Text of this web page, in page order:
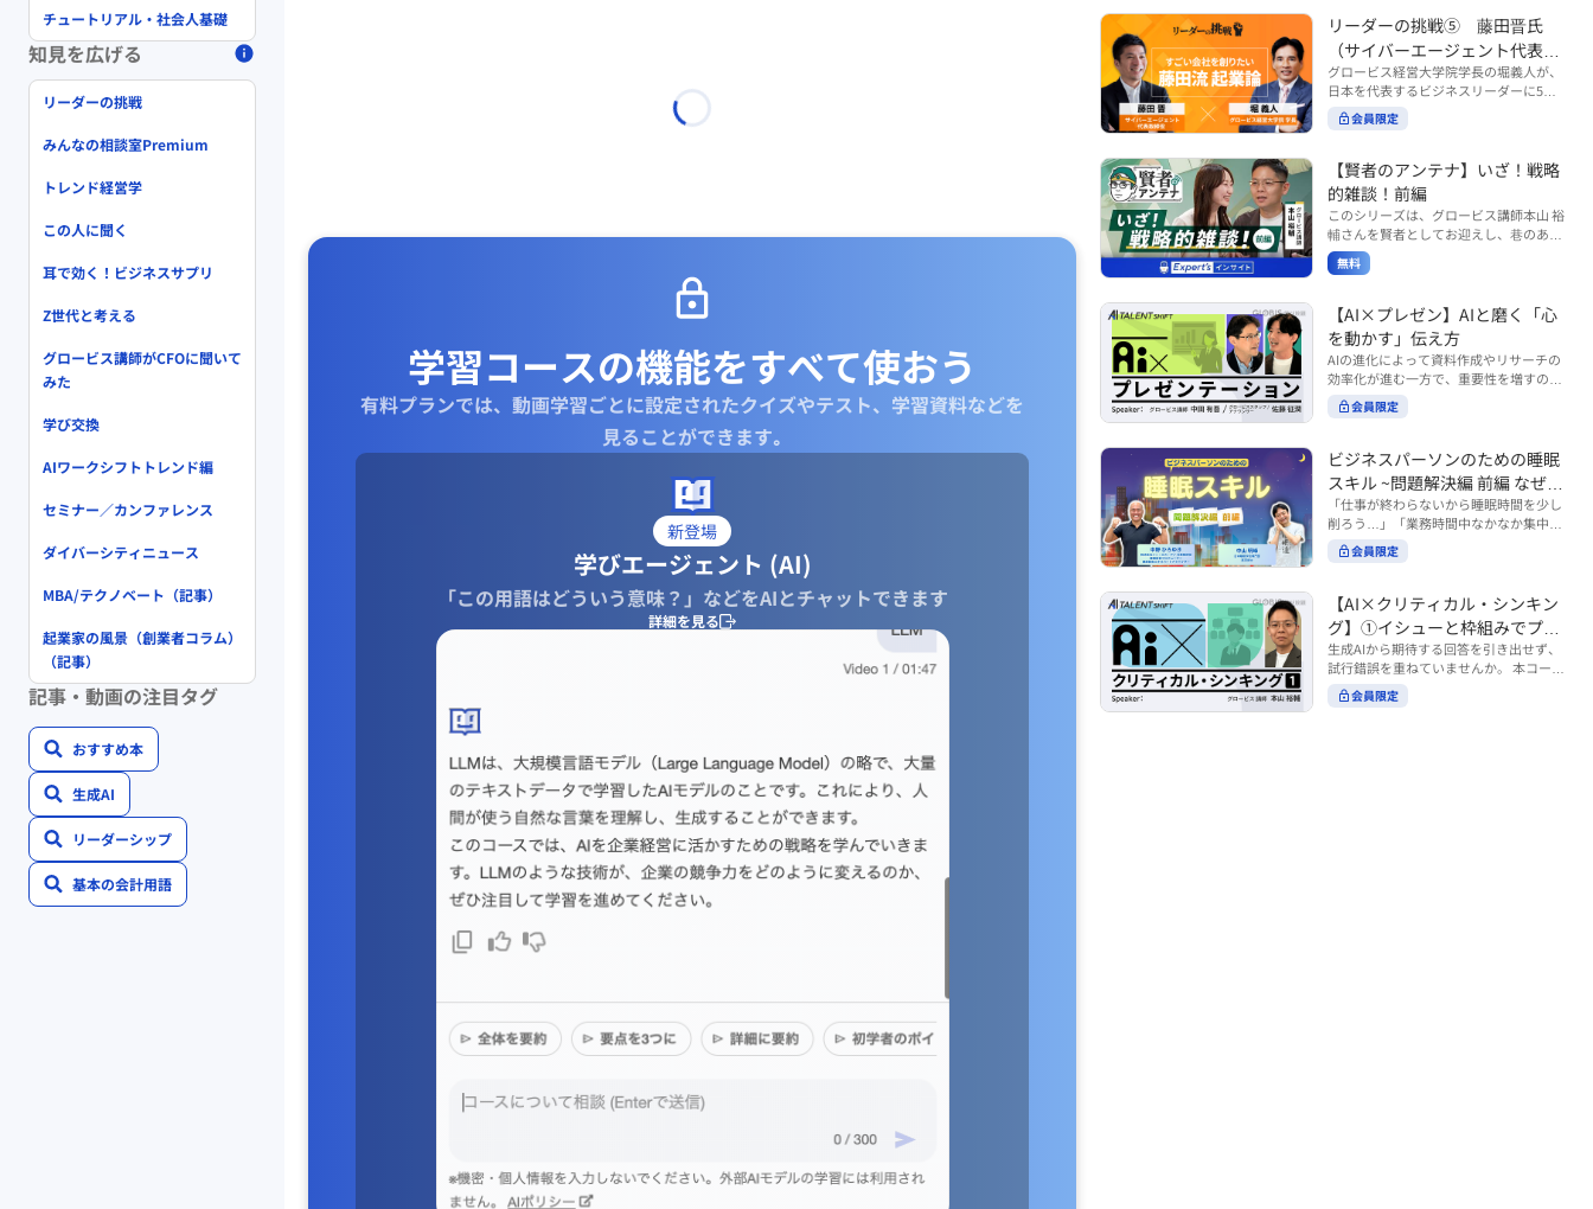
学習コースの機能をすべて使おう
有料プランでは、動画学習ごとに設定されたクイズやテスト、学習資料などを
見ることができます｡
新登場
学びエージェント (AI)
「この用語はどういう意味？」などをAIとチャットできます
詳細を見る
す。 本コースでは、基礎的なコーチング
の考え方を押さえたうえで、実際の職場
で起こりがちな事例をもとに、相手の思
考と行動を引き出す関わり方を学びま
す。 また、代表的なコーチングのフレー
ムワークである「GROWモデル」を取り
の主体性を引き出していくのかを、わか
りやすく解説します。 メンバーとの対話
を、成長を促す機会へと変えていく。そ
の第一歩としておすすめのコースです。
コース内で紹介している「傾聴力」を深
めたい方は、こちらも合わせてご覧くだ
さい。 ・傾聴力 ~リーダーのための聴く
is.co.jp/ja/courses/fe285262/learn/step
s/59808 ・傾聴力 ~リーダーのための聴
く技術~（実践編） https://unlimited.gl
obis.co.jp/ja/courses/01d24a39/learn/s
teps/59813 ※本動画は、制作時点の情
報に基づき作成したものです（2026年6
月制作）
バックオフィス」では、人事・総務・労
務・経理・情報システムなどのバックオ
フィス領域において、定型業務の自動化
や効率化といった現場レベルのAI活用だ
けでなく、いかにして経営や戦略に貢献
する存在へと進化していくのかについて
考えを深め、学んでいきます。 ■こんな
理・情シスなど、バックオフィス部門を
率いるリーダー・マネージャーの方 ・バ
ックオフィス業務へのAI活用やDX推進を
担っている方 ・AI時代におけるバックオ
フィスの役割や戦略のあり方を考えたい
方 ■AIシフトシリーズとは？ 『AI BUSI
で設計された全12回のシリーズです。
（順次公開） https://unlimited.globis.c
o.jp/ja/tags/AI%E3%83%93%E3%82%B
8%E3%83%8D%E3%82%B9%E3%82%
B7%E3%83%95%E3%83%88 ・基礎編
（第1回〜3回）：リーダーやマネージャ
ーに求められる、AI時代の基礎的なリテ
ジメント編（第4回〜7回）：AI時代のリ
ーダーシップや組織変革を中心に学ぶコ
ース ・機能別戦略編（第8回〜12回）：
AI時代における機能別での戦略のあり方
を中心に学ぶコース より実践的なAIツー
ルの活用法について学びたい方は『AI W
earch?tag=AI%E3%83%AF%E3%83%B
C%E3%82%AF%E3%82%B7%E3%83%
95%E3%83%88 ※本コースは、AIのマネ
ジメント活用を学ぶ「AIビジネスシフ
ト」シリーズの一環として提供していま
す。 ※本動画は、制作時点の情報に基づ
リーダーの挑戦⑤ 藤田晋氏
（サイバーエージェント代表取
締役）
グロービス経営大学院学長の堀義人が、
日本を代表するビジネスリーダーに5つ
の質問（能力開発／挑戦／試練／仲間／
志）を投げかけ、その人生哲学を解き明
ーエージェント代表取締役の藤田晋氏。
起業の理由、経営をどうやって学んだ
か、アメーバブログ・ABEMAの立ち上
げ、経営チームづくりについてなど聞い
ていきます。（肩書きは2020年12月11
日撮影当時のもの） 藤田 晋 サイバー
ス・キャピタル・パートナーズ 代表パ
ートナー
会員限定
【賢者のアンテナ】いざ！戦略
的雑談！前編
このシリーズは、グロービス講師本山 裕
輔さんを賢者としてお迎えし、巷のあり
とあらゆるものを独自の視点で紐解き、
皆様の学びの意欲を刺激するコンテンツ
期配信されます。 取り上げて欲しいご質
問やテーマ、感想を随時受け付けていま
す。 グーグルフォーム（https://forms.g
le/qqoBYuRUmUYz4scC6） または グ
ロ放題編集部員のX（https://x.com/mai
rakobayashi） まで、ぜひご要望をお
6月制作）
無料
【AI×プレゼン】AIと磨く「心
を動かす」伝え方
AIの進化によって資料作成やリサーチの
効率化が進む一方で、重要性を増すのが
「伝える力」です。本コースでは、AI時
代のプレゼンに求められるデリバリース
を客観的に評価し、改善できるAI活用法
も紹介。大事な場面で「心を動かす」プ
レゼンをしたい方におすすめです。関連
コース「プレゼンテーションスキル」も
併せてご覧ください。 ▼プレゼン動画分
析プロンプト（辛口） https://hodai.glo
bis.co.jp/learning_documents/6f976cd
ル https://unlimited.globis.co.jp/ja/co
urses/598f3254/ ※本コースは、AI時代
のビジネススキルを学ぶ「AIタレントシ
フト」シリーズの一環として提供してい
ます。 https://unlimited.globis.co.jp/j
a/tags/AI%E3%82%BF%E3%83%AC%E
会員限定
ビジネスパーソンのための睡眠
スキル ~問題解決編 前編 なぜ眠
れないのか？~
「仕事が終わらないから睡眠時間を少し
削ろう…」「業務時間中なかなか集中で
きない…」「毎日朝起きるのがつら
い…」。 あなたはこのような経験をした
トの時間をやりくりするために、真っ先
に削りがちなのが「睡眠」時間。 実は
今、日本社会は世界と比較して「最も眠
らない国」だということもわかってきて
います。 慢性的な睡眠不足は、心身の健
康に悪影響なだけでなく、仕事のパフォ
ーマンスにも当然大きな影響を与え、社
会員限定
【AI×クリティカル・シンキン
グ】①イシューと枠組みでプロ
ンプトを磨く
生成AIから期待する回答を引き出せず、
試行錯誤を重ねていませんか。 本コース
では、生成AI活用の質を高める鍵とし
て、クリティカル・シンキングの視点か
会員限定
チュートリアル・社会人基礎
知見を広げる
リーダーの挑戦
みんなの相談室Premium
トレンド経営学
この人に聞く
耳で効く！ビジネスサプリ
Z世代と考える
グロービス講師がCFOに聞いて
みた
学び交換
AIワークシフトトレンド編
セミナー／カンファレンス
ダイバーシティニュース
MBA/テクノベート（記事）
起業家の風景（創業者コラム）
（記事）
記事・動画の注目タグ
おすすめ本
生成AI
リーダーシップ
基本の会計用語